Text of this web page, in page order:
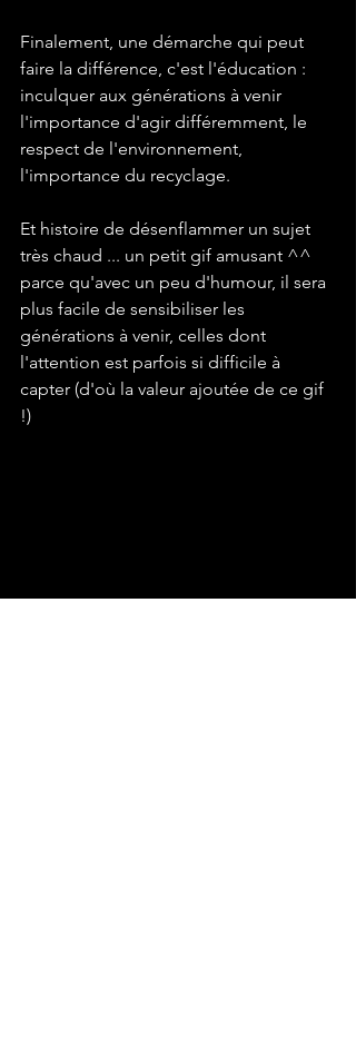
Finalement, une démarche qui peut
faire la différence, c'est l'éducation :
inculquer aux générations à venir
l'importance d'agir différemment, le
respect de l'environnement,
l'importance du recyclage.
Et histoire de désenflammer un sujet
très chaud ... un petit gif amusant ^^
parce qu'avec un peu d'humour, il sera
plus facile de sensibiliser les
générations à venir, celles dont
l'attention est parfois si difficile à
capter (d'où la valeur ajoutée de ce gif
!)